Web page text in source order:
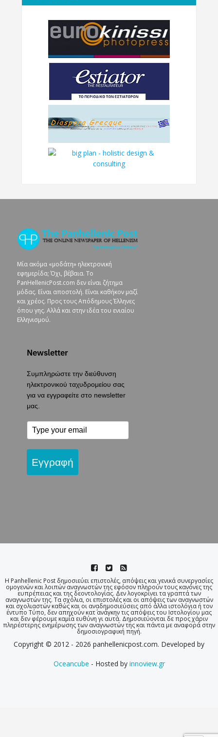
Μία ακόμα «μοδάτη» ηλεκτρονική
εφημερίδα; Όχι, βέβαια. To
PanHellenicPost.com δεν είναι ζήτημα
μόδας. Είναι αποστολή. Είναι καθήκον μαζί
και χρέος. Προς τους Απόδημους Έλληνες
όπου γης. Αλλά και στην ιδέα του ενιαίου
Ελληνισμού.
Newsletter
Συμπληρώστε την διεύθυνση
ηλεκτρονικού ταχυδρομείου σας
για να εγγραφείτε στο newsletter
μας.
Εγγραφή
Η Panhellenic Post δημοσιεύει επιστολές, απόψεις και γενικά συνεργασίες
ομογενών και λοιπών αναγνωστών της εφόσον πληρούν τους κανόνες της
ευπρέπειας και της δεοντολογίας. Δεν λογοκρίνει τα γραπτά των
αναγνωστών της. Τα σχόλια, οι επιστολές και οι απόψεις των αναγνωστών
και σχολιαστών καθώς και οι αναδημοσιεύσεις από άλλα ιστολόγια ή τον
έντυπο Τύπο, δεν απηχούν κατ΄ ανάγκην τις απόψεις του Ιστολογίου μας
και δεν φέρουμε καμία ευθύνη γι αυτά. Δημοσιεύονται δε προς χάριν
πληρέστερης ενημέρωσης των αναγνωστών της και πάντα με αναφορά στην
δημοσιογραφική πηγή.
Copyright © 2012 - 2026 panhellenicpost.com. Developed by
Oceancube - Hosted by innoview.gr